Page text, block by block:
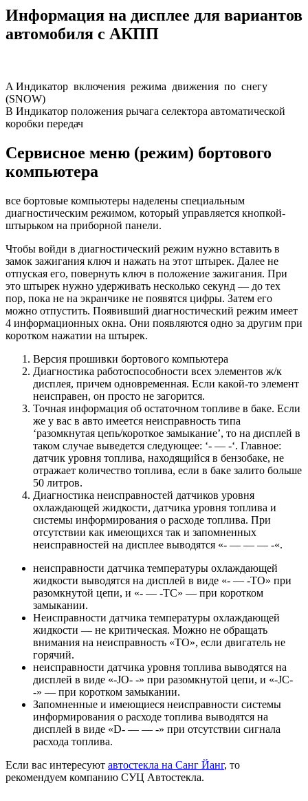
Информация на дисплее для вариантов
автомобиля с АКПП
A Индикатор включения режима движения по снегу
(SNOW)
B Индикатор положения рычага селектора автоматической
коробки передач
Сервисное меню (режим) бортового
компьютера
все бортовые компьютеры наделены специальным
диагностическим режимом, который управляется кнопкой-
штырьком на приборной панели.
Чтобы войди в диагностический режим нужно вставить в
замок зажигания ключ и нажать на этот штырек. Далее не
отпуская его, повернуть ключ в положение зажигания. При
это штырек нужно удерживать несколько секунд — до тех
пор, пока не на экранчике не появятся цифры. Затем его
можно отпустить. Появивший диагностический режим имеет
4 информационных окна. Они появляются одно за другим при
коротком нажатии на штырек.
Версия прошивки бортового компьютера
Диагностика работоспособности всех элементов ж/к
дисплея, причем одновременная. Если какой-то элемент
неисправен, он просто не загорится.
Точная информация об остаточном топливе в баке. Если
же у вас в авто имеется неисправность типа
‘разомкнутая цепь/короткое замыкание’, то на дисплей в
таком случае выведется следующее: ‘- — -‘. Главное:
датчик уровня топлива, находящийся в бензобаке, не
отражает количество топлива, если в баке залито больше
50 литров.
Диагностика неисправностей датчиков уровня
охлаждающей жидкости, датчика уровня топлива и
системы информирования о расходе топлива. При
отсутствии как имеющихся так и запомненных
неисправностей на дисплее выводятся «- — — — -«.
неисправности датчика температуры охлаждающей
жидкости выводятся на дисплей в виде «- — -TO» при
разомкнутой цепи, и «- — -TC» — при коротком
замыкании.
Неисправности датчика температуры охлаждающей
жидкости — не критическая. Можно не обращать
внимания на неисправность «TO», если двигатель не
горячий.
неисправности датчика уровня топлива выводятся на
дисплей в виде «-JO- -» при разомкнутой цепи, и «-JC-
-» — при коротком замыкании.
Запомненные и имеющиеся неисправности системы
информирования о расходе топлива выводятся на
дисплей в виде «D- — — -» при отсутствии сигнала
расхода топлива.
Если вас интересуют автостекла на Санг Йанг, то
рекомендуем компанию СУЦ Автостекла.